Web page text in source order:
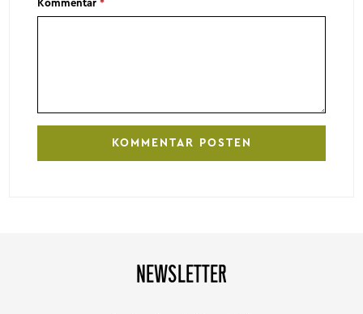
Kommentar*
NEWSLETTER